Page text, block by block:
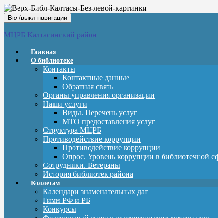
Вкл/выкл навигации
МЦРБ Калтасинский район
Главная
О библиотеке
Контакты
Контактные данные
Обратная связь
Органы управления организации
Наши услуги
Виды. Перечень услуг
МТО предоставления услуг
Структура МЦРБ
Противодействие коррупции
Противодействие коррупции
Опрос. Уровень коррупции в библиотечной
Сотрудники. Ветераны
История библиотек района
Коллегам
Календари знаменательных дат
Гимн РФ и РБ
Конкурсы